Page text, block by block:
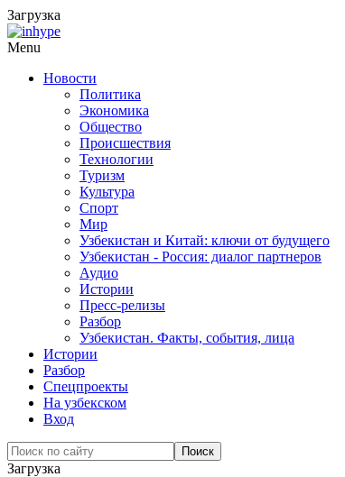
Загрузка
Menu
Новости
Политика
Экономика
Общество
Происшествия
Технологии
Туризм
Культура
Спорт
Мир
Узбекистан и Китай: ключи от будущего
Узбекистан - Россия: диалог партнеров
Аудио
Истории
Пресс-релизы
Разбор
Узбекистан. Факты, события, лица
Истории
Разбор
Спецпроекты
На узбекском
Вход
Загрузка